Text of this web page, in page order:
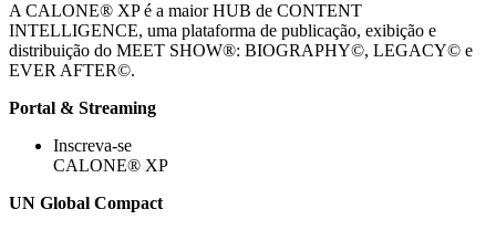
A CALONE® XP é a maior HUB de CONTENT
INTELLIGENCE, uma plataforma de publicação, exibição e
distribuição do MEET SHOW®: BIOGRAPHY©, LEGACY© e
EVER AFTER©.
Portal & Streaming
Inscreva-se
CALONE® XP
UN Global Compact